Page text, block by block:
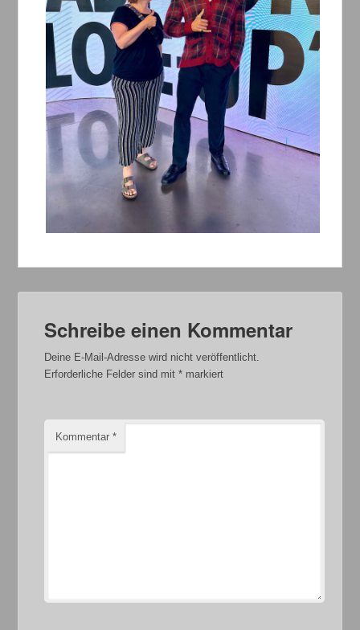
Schreibe einen Kommentar
Deine E-Mail-Adresse wird nicht veröffentlicht.
Erforderliche Felder sind mit* markiert
Kommentar*